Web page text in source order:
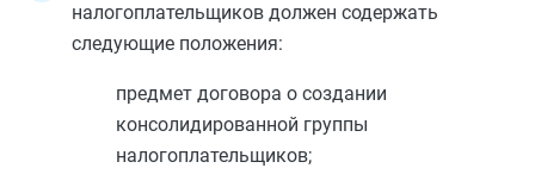
налогоплательщиков должен содержать
следующие положения:
предмет договора о создании
консолидированной группы
налогоплательщиков;